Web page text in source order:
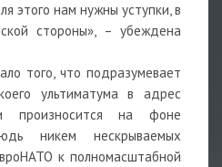
этого нам нужны уступки, в
стороны», – убеждена
того, что подразумевает
ультиматума в адрес
на фоне
никем нескрываемых
к полномасштабной